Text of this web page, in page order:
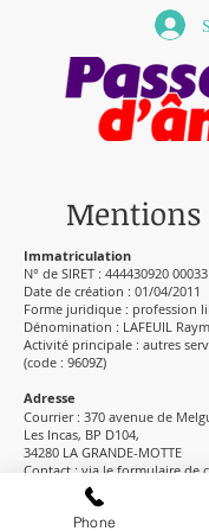
Mentions
Immatriculation​
N° de SIRET : 444430920 00033
Date de création : 01/04/2011
Forme juridique : profession
Dénomination : LAFEUIL
Activité principale : autres
(code : 9609Z)
Adresse
Courrier : 370 avenue de
Les Incas, BP D104,
34280 LA GRANDE-MOTTE
Contact : via le formulaire de
Hébergement
https://www.wix.com
Phone